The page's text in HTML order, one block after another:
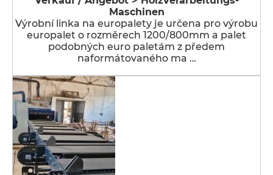
Maschinen
Výrobní linka na europalety je určena pro výrobu
europalet o rozměrech 1200/800mm a palet
podobných euro paletám z předem
naformátovaného ma …